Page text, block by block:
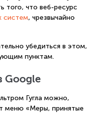
того, что веб-ресурс
систем, чрезвычайно
убедиться в этом,
пунктам.
Google
Гугла можно,
меню «Меры, принятые